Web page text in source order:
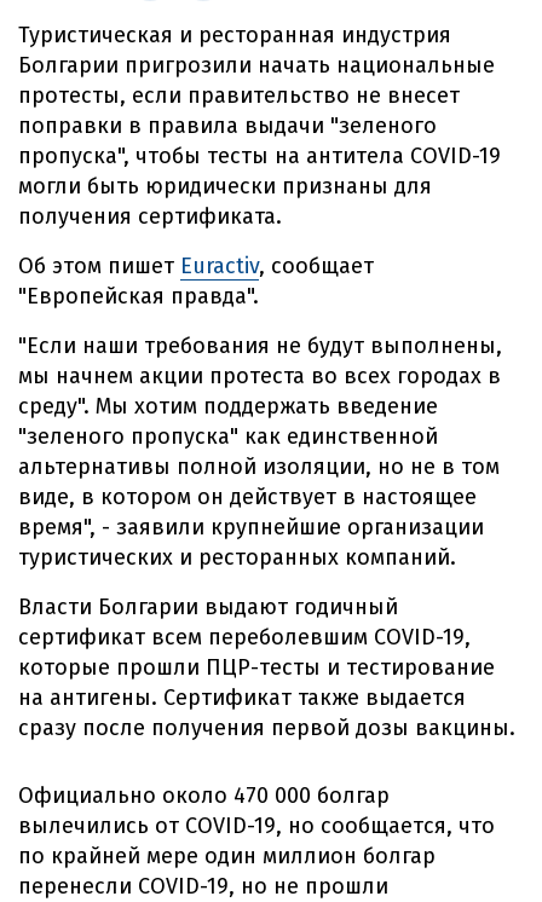
Туристическая и ресторанная индустрия
Болгарии пригрозили начать национальные
протесты, если правительство не внесет
поправки в правила выдачи "зеленого
пропуска", чтобы тесты на антитела COVID-19
могли быть юридически признаны для
получения сертификата.
Об этом пишет Euractiv, сообщает
"Европейская правда".
"Если наши требования не будут выполнены,
мы начнем акции протеста во всех городах в
среду". Мы хотим поддержать введение
"зеленого пропуска" как единственной
альтернативы полной изоляции, но не в том
виде, в котором он действует в настоящее
время", - заявили крупнейшие организации
туристических и ресторанных компаний.
Власти Болгарии выдают годичный
сертификат всем переболевшим COVID-19,
которые прошли ПЦР-тесты и тестирование
на антигены. Сертификат также выдается
сразу после получения первой дозы вакцины.
Официально около 470 000 болгар
вылечились от COVID-19, но сообщается, что
по крайней мере один миллион болгар
перенесли COVID-19, но не прошли